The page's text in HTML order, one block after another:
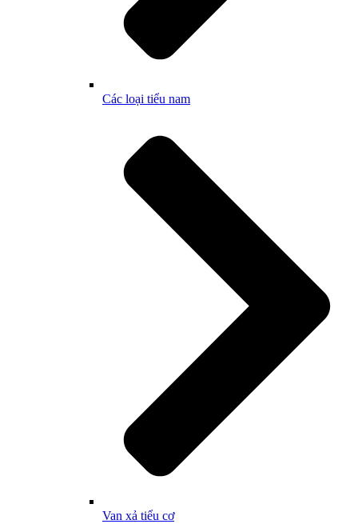
Các loại tiểu nam
Van xả tiểu cơ